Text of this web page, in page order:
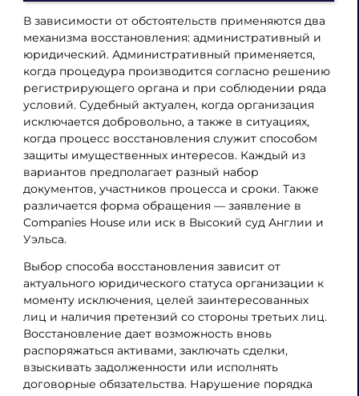
В зависимости от обстоятельств применяются два
механизма восстановления: административный и
юридический. Административный применяется,
когда процедура производится согласно решению
регистрирующего органа и при соблюдении ряда
условий. Судебный актуален, когда организация
исключается добровольно, а также в ситуациях,
когда процесс восстановления служит способом
защиты имущественных интересов. Каждый из
вариантов предполагает разный набор
документов, участников процесса и сроки. Также
различается форма обращения — заявление в
Companies House или иск в Высокий суд Англии и
Уэльса.
Выбор способа восстановления зависит от
актуального юридического статуса организации к
моменту исключения, целей заинтересованных
лиц и наличия претензий со стороны третьих лиц.
Восстановление дает возможность вновь
распоряжаться активами, заключать сделки,
взыскивать задолженности или исполнять
договорные обязательства. Нарушение порядка